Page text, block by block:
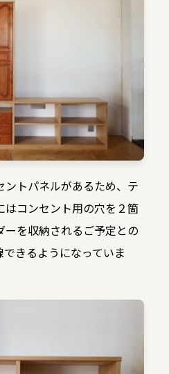
トパネルがあるため、テ
はコンセント用の穴を２箇
を収納されるご予定との
きるようになっていま